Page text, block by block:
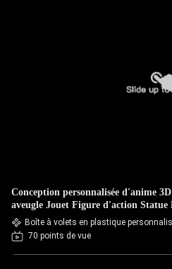
Conception personnalisée d'anime
aveugle Jouet Figure d'action Statue
Boîte à volets en plastique
70 points de vue